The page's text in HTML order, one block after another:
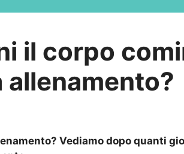
il corpo
Vediamo dopo quanti